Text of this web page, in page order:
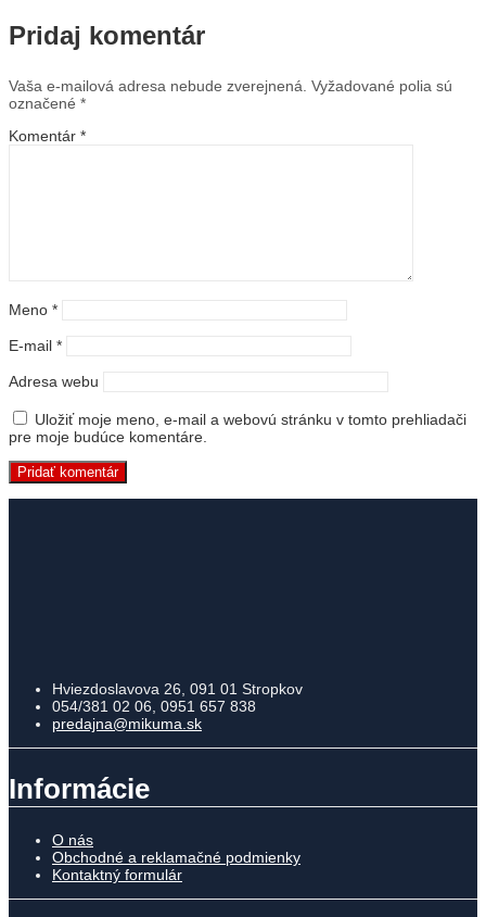
Pridaj komentár
Vaša e-mailová adresa nebude zverejnená. Vyžadované polia sú
označené *
Komentár *
Meno *
E-mail *
Adresa webu
Uložiť moje meno, e-mail a webovú stránku v tomto prehliadači
pre moje budúce komentáre.
Hviezdoslavova 26, 091 01 Stropkov
054/381 02 06, 0951 657 838
predajna@mikuma.sk
Informácie
O nás
Obchodné a reklamačné podmienky
Kontaktný formulár